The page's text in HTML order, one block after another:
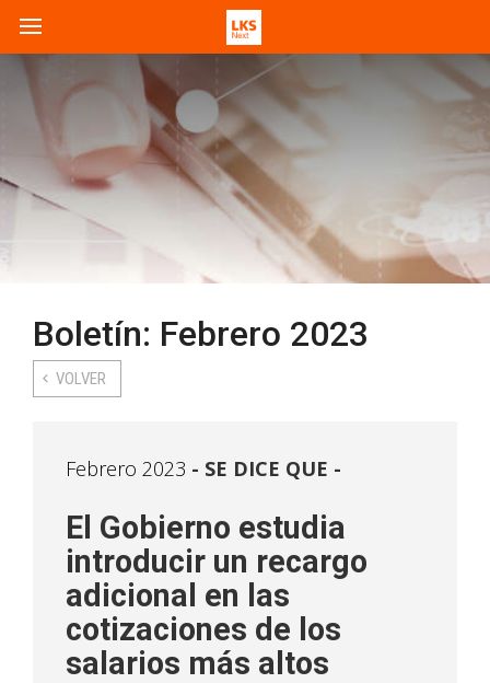
Boletín: Febrero 2023
VOLVER
Febrero 2023 SE DICE QUE -
El Gobierno estudia
introducir un recargo
adicional en las
cotizaciones de los
salarios más altos